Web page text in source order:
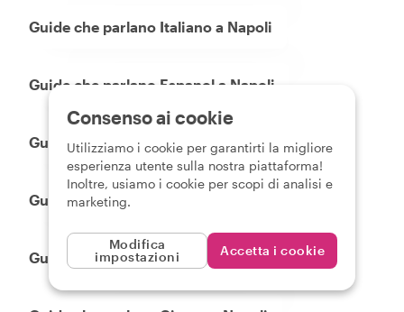
Guide che parlano Italiano a Napoli
Guide che parlano Espanol a Napoli
Guide che parlano Francais a Napoli
Guide che parlano Portugues a Napoli
Guide che parlano Russo a Napoli
Consenso ai cookie
Utilizziamo i cookie per garantirti la migliore
esperienza utente sulla nostra piattaforma!
Inoltre, usiamo i cookie per scopi di analisi e
marketing.
Modifica
impostazioni
Accetta i cookie